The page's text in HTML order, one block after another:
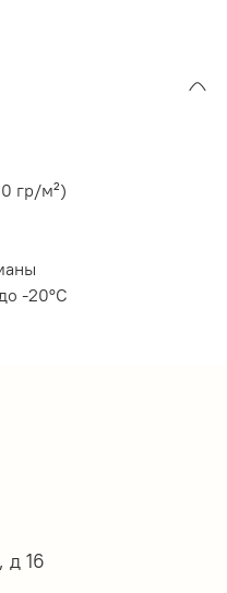
гр/м²)
-20°C
д 16